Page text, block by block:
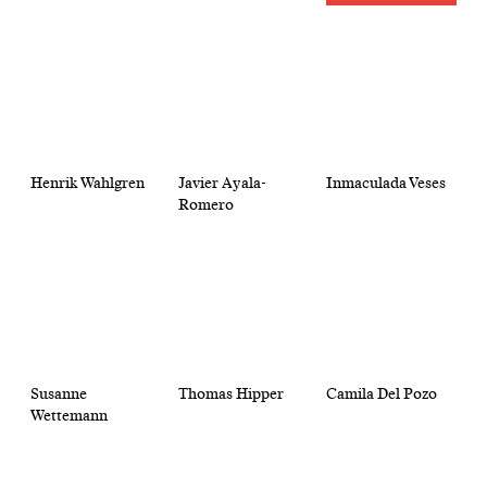
Henrik Wahlgren
Javier Ayala-
Romero
Inmaculada Veses
Susanne
Wettemann
Thomas Hipper Camila Del Pozo